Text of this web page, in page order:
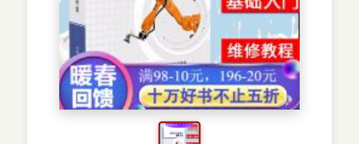
新兴语言
预订书籍